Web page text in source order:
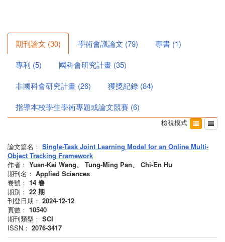
期刊論文 (30) 學術會議論文 (79) 專書 (1)
專利 (5) 國科會研究計畫 (35)
非國科會研究計畫 (26) 獲獎紀錄 (84)
指導本校學生學術專題或論文競賽 (6)
檢視模式
論文篇名： Single-Task Joint Learning Model for an Online Multi-
Object Tracking Framework
作者： Yuan-Kai Wang、 Tung-Ming Pan、 Chi-En Hu
期刊名： Applied Sciences
卷號： 14 卷
期別： 22 期
刊登日期： 2024-12-12
頁數： 10540
期刊類型： SCI
ISSN： 2076-3417